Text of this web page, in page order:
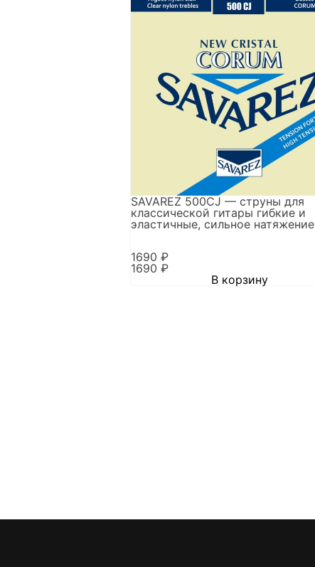
SAVAREZ 500CJ — струны для
классической гитары гибкие и
эластичные, сильное натяжение
1690 ₽
1690 ₽
В корзину